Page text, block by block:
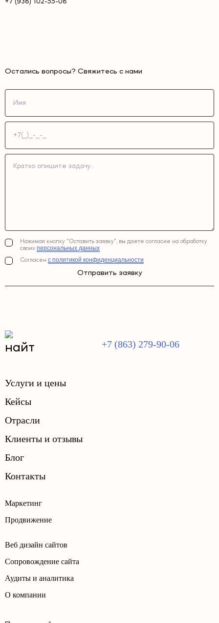
+7 (938) 102-55-08
Остались вопросы? Свяжитесь с нами
Нажимая кнопку "Оставить заявку", вы даете согласие на обработку
своих персональных данных
Согласен с политикой конфиденциальности
Отправить заявку
+7 (863) 279-90-06
Маркетинг
Продвижение
Веб дизайн сайтов
Сопровождение сайта
Аудиты и аналитика
О компании
Услуги и цены
Кейсы
Отрасли
Клиенты и отзывы
Блог
Контакты